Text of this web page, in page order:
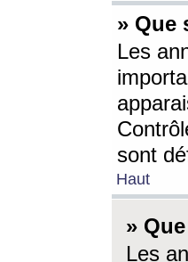
» Que
Les
sont
Haut
»
Les